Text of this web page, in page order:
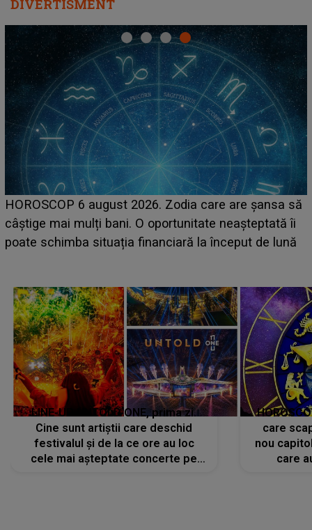
DIVERTISMENT
LINE-UP UNTOLD ONE, ziua 2. La ce oră urcă pe
scena principală a festivalului Zara Larsson? Artista
suedeză a ajuns deja în România și s-a filmat din
LINE-UP UNTOLD ONE, prima zi.
Cine sunt artiștii care deschid
festivalul și de la ce ore au loc
cele mai așteptate concerte pe
care
nou
care